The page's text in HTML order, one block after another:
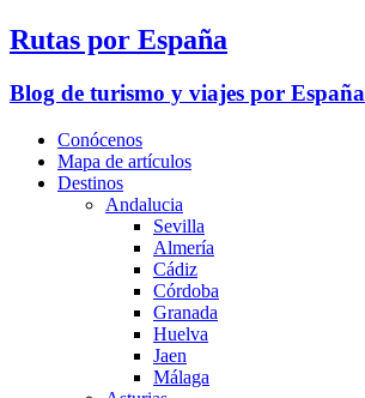
Rutas por España
Blog de turismo y viajes por España
Conócenos
Mapa de artículos
Destinos
Andalucia
Sevilla
Almería
Cádiz
Córdoba
Granada
Huelva
Jaen
Málaga